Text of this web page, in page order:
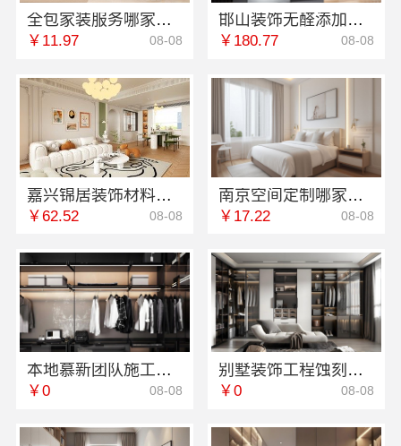
全包家装服务哪家专业，雅居美家佛山源头直供更省
￥11.97 08-08
邯山装饰无醛添加，邯郸至臻全宅新材料有限公司守护家人健康
￥180.77 08-08
嘉兴锦居装饰材料有限公司：南湖区小户型装饰推荐
￥62.52 08-08
南京空间定制哪家好？南京市创亿讯浦口高端口碑佳
￥17.22 08-08
本地慕新团队施工方案客厅施工流程-慕新不锈钢
￥0 08-08
别墅装饰工程蚀刻工艺多少钱：江苏东钢金属家居
￥0 08-08